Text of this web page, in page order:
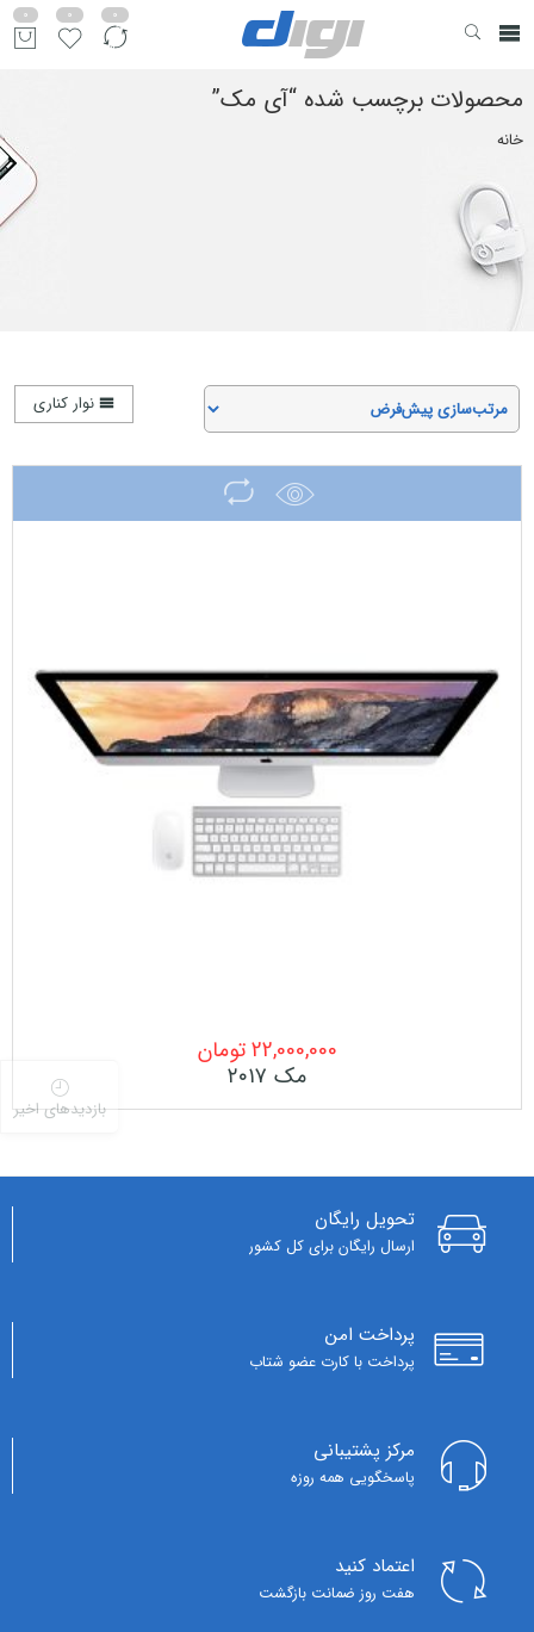
0
0
0
محصولات برچسب شده “آی مک”
خانه
نوار کناری
22,000,000تومان
مک ۲۰۱۷
تحویل رایگان
ارسال رایگان برای کل کشور
پرداخت امن
پرداخت با کارت عضو شتاب
مرکز پشتیبانی
پاسخگویی همه روزه
اعتماد کنید
هفت روز ضمانت بازگشت
بازدیدهای اخیر